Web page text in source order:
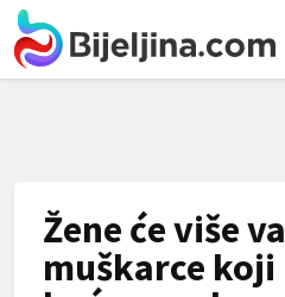
Žene će više
muškarce